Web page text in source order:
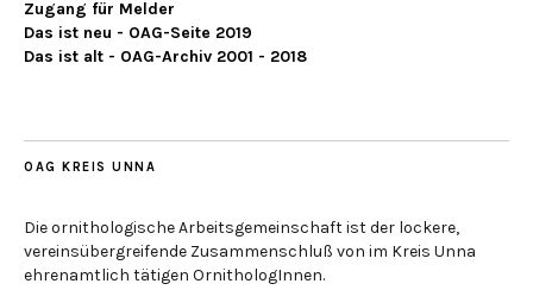
Zugang für Melder
Das ist neu - OAG-Seite 2019
Das ist alt - OAG-Archiv 2001 - 2018
OAG KREIS UNNA
Die ornithologische Arbeitsgemeinschaft ist der lockere,
vereinsübergreifende Zusammenschluß von im Kreis Unna
ehrenamtlich tätigen OrnithologInnen.